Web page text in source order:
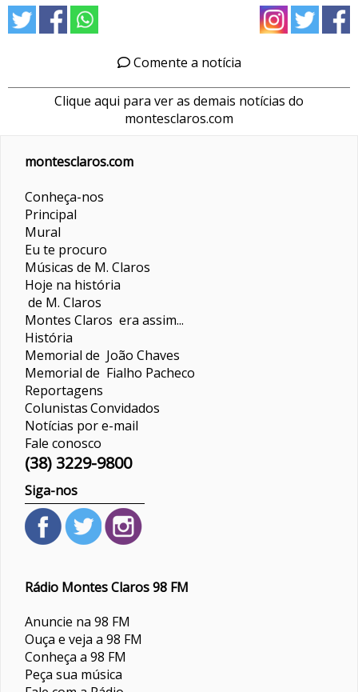
Comente a notícia
Clique aqui para ver as demais notícias do
montesclaros.com
montesclaros.com
Conheça-nos
Principal
Mural
Eu te procuro
Músicas de M. Claros
Hoje na história
de M. Claros
Montes Claros era assim...
História
Memorial de João Chaves
Memorial de Fialho Pacheco
Reportagens
ColunistasConvidados
Notícias por e-mail
Fale conosco
(38) 3229-9800
Siga-nos
Rádio Montes Claros 98 FM
Anuncie na 98 FM
Ouça e veja a 98 FM
Conheça a 98 FM
Peça sua música